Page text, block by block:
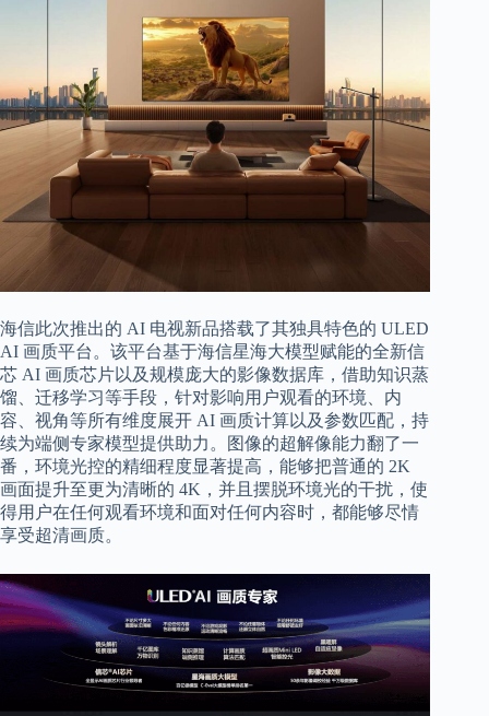
海信此次推出的 AI 电视新品搭载了其独具特色的 ULED
AI 画质平台。该平台基于海信星海大模型赋能的全新信
芯 AI 画质芯片以及规模庞大的影像数据库，借助知识蒸
馏、迁移学习等手段，针对影响用户观看的环境、内
容、视角等所有维度展开 AI 画质计算以及参数匹配，持
续为端侧专家模型提供助力。图像的超解像能力翻了一
番，环境光控的精细程度显著提高，能够把普通的 2K
画面提升至更为清晰的 4K，并且摆脱环境光的干扰，使
得用户在任何观看环境和面对任何内容时，都能够尽情
享受超清画质。